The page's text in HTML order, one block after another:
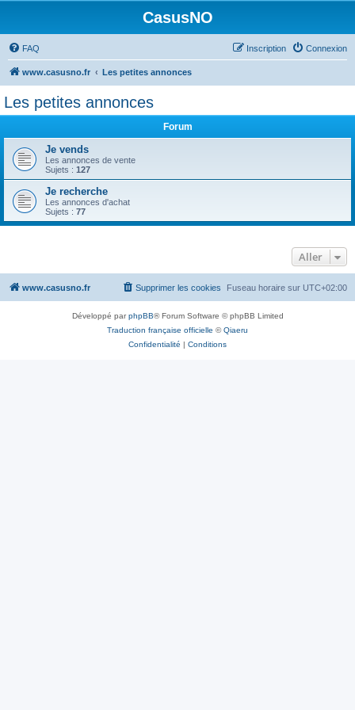
CasusNO
FAQ Connexion
Inscription
www.casusno.fr Les petites annonces
Les petites annonces
Forum
Je vends
Les annonces de vente
Sujets : 127
Je recherche
Les annonces d'achat
Sujets : 77
Aller
www.casusno.fr Fuseau horaire sur UTC+02:00
Supprimer les cookies
Développé parphpBB® Forum Software © phpBB Limited
Traduction française officielle ©Qiaeru
Confidentialité | Conditions